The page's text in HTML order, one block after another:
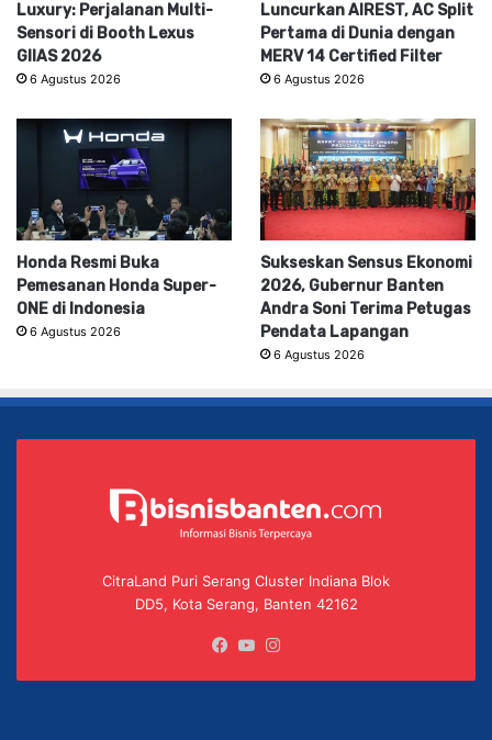
Luxury: Perjalanan Multi-
Sensori di Booth Lexus
GIIAS 2026
6 Agustus 2026
Luncurkan AIREST, AC Split
Pertama di Dunia dengan
MERV 14 Certified Filter
6 Agustus 2026
Honda Resmi Buka
Pemesanan Honda Super-
ONE di Indonesia
6 Agustus 2026
Sukseskan Sensus Ekonomi
2026, Gubernur Banten
Andra Soni Terima Petugas
Pendata Lapangan
6 Agustus 2026
CitraLand Puri Serang Cluster Indiana Blok
DD5, Kota Serang, Banten 42162
Facebook
YouTube